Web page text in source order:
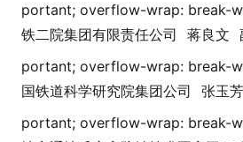
portant; overflow-wrap: break-
铁二院集团有限责任公司
蒋良文
portant; overflow-wrap: break-
国铁道科学研究院集团公司
张玉芳
portant; overflow-wrap: break-